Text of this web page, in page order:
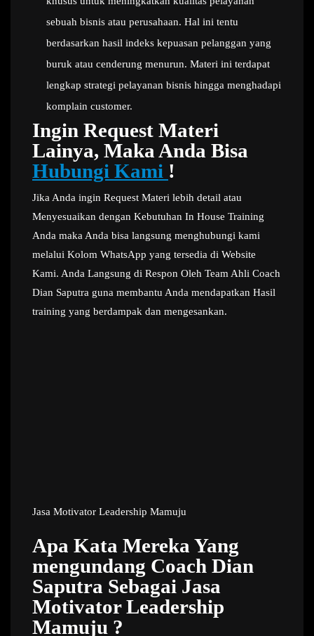
sebuah bisnis atau perusahaan. Hal ini tentu
berdasarkan hasil indeks kepuasan pelanggan yang
buruk atau cenderung menurun. Materi ini terdapat
lengkap strategi pelayanan bisnis hingga menghadapi
komplain customer.
Ingin Request Materi
Lainya, Maka Anda Bisa
Hubungi Kami !
Jika Anda ingin Request Materi lebih detail atau
Menyesuaikan dengan Kebutuhan In House Training
Anda maka Anda bisa langsung menghubungi kami
melalui Kolom WhatsApp yang tersedia di Website
Kami. Anda Langsung di Respon Oleh Team Ahli Coach
Dian Saputra guna membantu Anda mendapatkan Hasil
training yang berdampak dan mengesankan.
Jasa Motivator Leadership Mamuju
Apa Kata Mereka Yang
mengundang Coach Dian
Saputra Sebagai Jasa
Motivator Leadership
Mamuju ?